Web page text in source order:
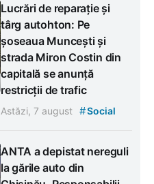
Lucrări de reparație și
târg autohton: Pe
șoseaua Muncești și
strada Miron Costin din
capitală se anunță
restricții de trafic
Astăzi, 7 august #Social
ANTA a depistat nereguli
la gările auto din